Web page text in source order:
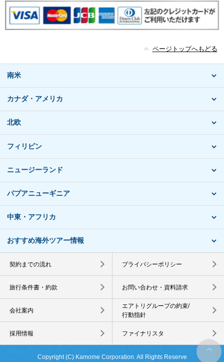
ページトップへもどる
南米
カナダ・アメリカ
北欧
フィリピン
ニュージーランド
パプアニューギニア
中東・アフリカ
おすすめ海外ツアー情報
契約までの流れ プライバシーポリシー
旅行条件書・約款 お問い合わせ・資料請求
会社案内
エアトリグループの約束/
行動指針
採用情報 ファイナリスタ
Copyright (C) Kamome Corporation. All Rights Reserve